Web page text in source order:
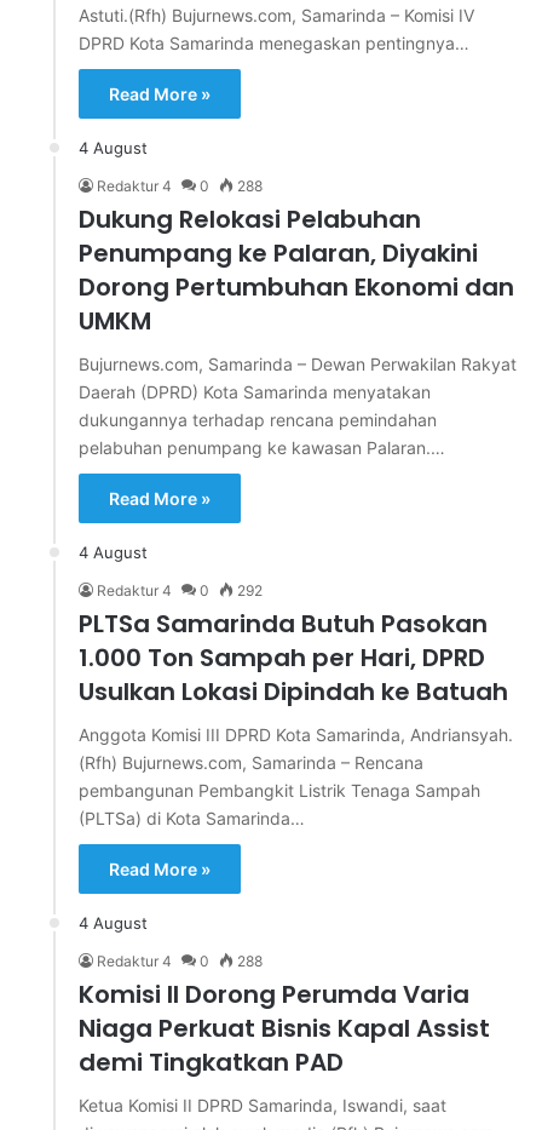
Astuti.(Rfh) Bujurnews.com, Samarinda – Komisi IV
DPRD Kota Samarinda menegaskan pentingnya…
Read More »
4 August
Redaktur 4 0 288
Dukung Relokasi Pelabuhan
Penumpang ke Palaran, Diyakini
Dorong Pertumbuhan Ekonomi dan
UMKM
Bujurnews.com, Samarinda – Dewan Perwakilan Rakyat
Daerah (DPRD) Kota Samarinda menyatakan
dukungannya terhadap rencana pemindahan
pelabuhan penumpang ke kawasan Palaran.…
Read More »
4 August
Redaktur 4 0 292
PLTSa Samarinda Butuh Pasokan
1.000 Ton Sampah per Hari, DPRD
Usulkan Lokasi Dipindah ke Batuah
Anggota Komisi III DPRD Kota Samarinda, Andriansyah.
(Rfh) Bujurnews.com, Samarinda – Rencana
pembangunan Pembangkit Listrik Tenaga Sampah
(PLTSa) di Kota Samarinda…
Read More »
4 August
Redaktur 4 0 288
Komisi II Dorong Perumda Varia
Niaga Perkuat Bisnis Kapal Assist
demi Tingkatkan PAD
Ketua Komisi II DPRD Samarinda, Iswandi, saat